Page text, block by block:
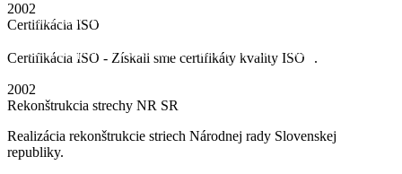
Spoločnosť IZOLA je už vyše 30 rokov spoľahlivým partnerom na trhu
technické postupy s dôrazom na kvalitu a inovácie v oblasti izolácií.
2002
Certifikácia ISO
Certifikácia ISO - Získali sme certifikáty kvality ISO .
2002
Rekonštrukcia strechy NR SR
Realizácia rekonštrukcie striech Národnej rady Slovenskej
republiky.